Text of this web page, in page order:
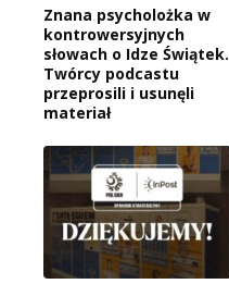
Znana psycholożka w
kontrowersyjnych
słowach o Idze Świątek.
Twórcy podcastu
przeprosili i usunęli
materiał